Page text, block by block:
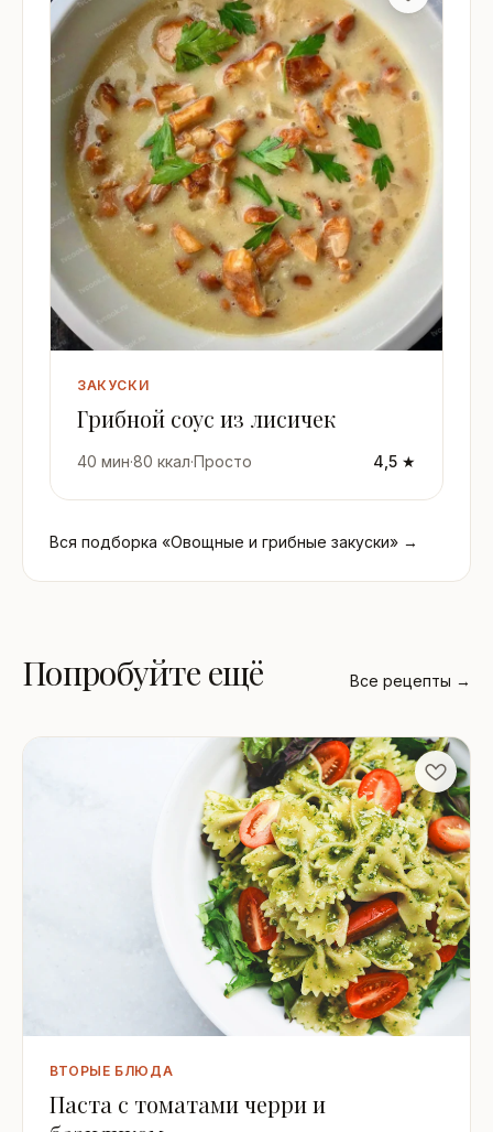
ЗАКУСКИ
Грибной соус из лисичек
40 мин·80 ккал·Просто 4,5 ★
Вся подборка «Овощные и грибные закуски» →
Попробуйте ещё Все рецепты →
ВТОРЫЕ БЛЮДА
Паста с томатами черри и